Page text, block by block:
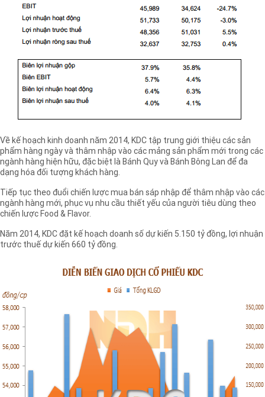
Về kế hoạch kinh doanh năm 2014, KDC tập trung giới thiệu các sản
phẩm hàng ngày và thâm nhập vào các mảng sản phẩm mới trong các
ngành hàng hiện hữu, đặc biệt là Bánh Quy và Bánh Bông Lan để đa
dạng hóa đối tượng khách hàng.
Tiếp tục theo đuổi chiến lược mua bán sáp nhập để thâm nhập vào các
ngành hàng mới, phục vụ nhu cầu thiết yếu của người tiêu dùng theo
chiến lược Food & Flavor.
Năm 2014, KDC đặt kế hoạch doanh số dự kiến 5.150 tỷ đồng, lợi nhuận
trước thuế dự kiến 660 tỷ đồng.